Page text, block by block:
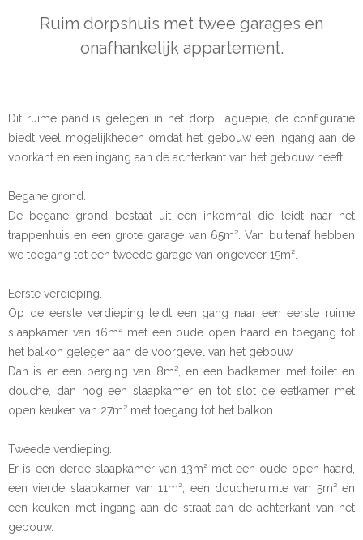
Ruim dorpshuis met twee garages en
onafhankelijk appartement.
Dit ruime pand is gelegen in het dorp Laguepie, de configuratie
biedt veel mogelijkheden omdat het gebouw een ingang aan de
voorkant en een ingang aan de achterkant van het gebouw heeft.
Begane grond.
De begane grond bestaat uit een inkomhal die leidt naar het
trappenhuis en een grote garage van 65m². Van buitenaf hebben
we toegang tot een tweede garage van ongeveer 15m².
Eerste verdieping.
Op de eerste verdieping leidt een gang naar een eerste ruime
slaapkamer van 16m² met een oude open haard en toegang tot
het balkon gelegen aan de voorgevel van het gebouw.
Dan is er een berging van 8m², en een badkamer met toilet en
douche, dan nog een slaapkamer en tot slot de eetkamer met
open keuken van 27m² met toegang tot het balkon.
Tweede verdieping.
Er is een derde slaapkamer van 13m² met een oude open haard,
een vierde slaapkamer van 11m², een doucheruimte van 5m² en
een keuken met ingang aan de straat aan de achterkant van het
gebouw.